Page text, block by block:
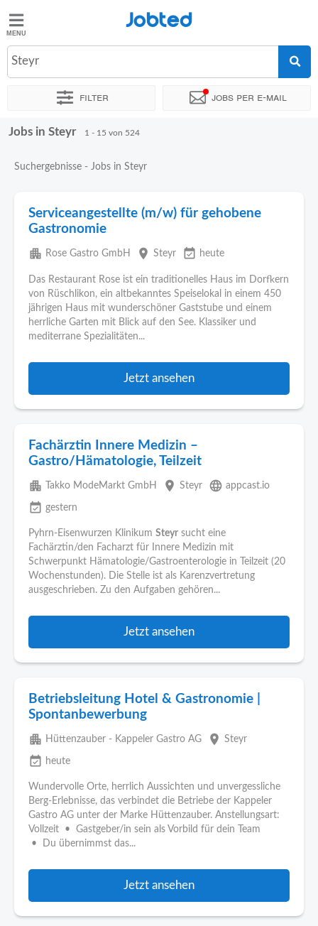
Jobted
Jobs
Jobted
Steyr
Filter Jobs per e-mail
Sortieren nach Genauer Standort
Jobs in Steyr 1 - 15 von 524
Suchergebnisse - Jobs in Steyr
Serviceangestellte (m/w) für gehobene
Gastronomie
apartment Rose Gastro GmbH place Steyr event_available heute
Das Restaurant Rose ist ein traditionelles Haus im Dorfkern
von Rüschlikon, ein altbekanntes Speiselokal in einem 450
jährigen Haus mit wunderschöner Gaststube und einem
herrliche Garten mit Blick auf den See. Klassiker und
mediterrane Spezialitäten...
Jetzt ansehen
Fachärztin Innere Medizin –
Gastro/Hämatologie, Teilzeit
apartment Takko ModeMarkt GmbH place Steyr language appcast.io
event_available gestern
Pyhrn-Eisenwurzen Klinikum Steyr sucht eine
Fachärztin/den Facharzt für Innere Medizin mit
Schwerpunkt Hämatologie/Gastroenterologie in Teilzeit (20
Wochenstunden). Die Stelle ist als Karenzvertretung
ausgeschrieben. Zu den Aufgaben gehören...
Jetzt ansehen
Betriebsleitung Hotel & Gastronomie |
Spontanbewerbung
apartment Hüttenzauber - Kappeler Gastro AG place Steyr
event_available heute
Wundervolle Orte, herrlich Aussichten und unvergessliche
Berg-Erlebnisse, das verbindet die Betriebe der Kappeler
Gastro AG unter der Marke Hüttenzauber. Anstellungsart:
Vollzeit • Gastgeber/in sein als Vorbild für dein Team
• Du übernimmst das...
Jetzt ansehen